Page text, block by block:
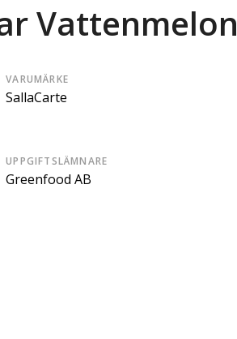
Vattenmelon
VARUMÄRKE
SallaCarte
UPPGIFTSLÄMNARE
Greenfood AB